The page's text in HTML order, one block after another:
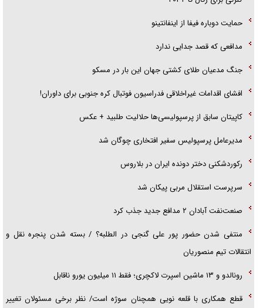
حمایت دوباره فیفا از اینفانتینو
مدافعی که قصد جدایی ندارد
جنگ مدعیان طلای کشتی جهان این بار در مسکو
افشای اقدامات غیراخلاقی فدراسیون فوتبال کره جنوبی برای داوران!
کاپیتان سابق از پرسپولیسی‌ها حلالیت طلبید + عکس
مدیرعامل پرسپولیس سفیر افتخاری چوگان شد
رکوردشکنی دختر دونده ایران در بلاروس
سرپرست استقلال مربی پیکان شد
صنعت‌نفت آبادان ۲ مدافع جدید جذب کرد
منتفی شدن حضور پور علی گنجی در الطلبه؟ / بسته شدن پنجره نقل و
انتقالات تیم منصوریان
رونالدو و ۱۳ ماشین اسپرت لاکچری؛ فقط ۱۱ میلیون یورو ناقابل
قطع همکاری با قلعه نویی همچنان سوژه است/ نظر برخی مسئولان تغییر